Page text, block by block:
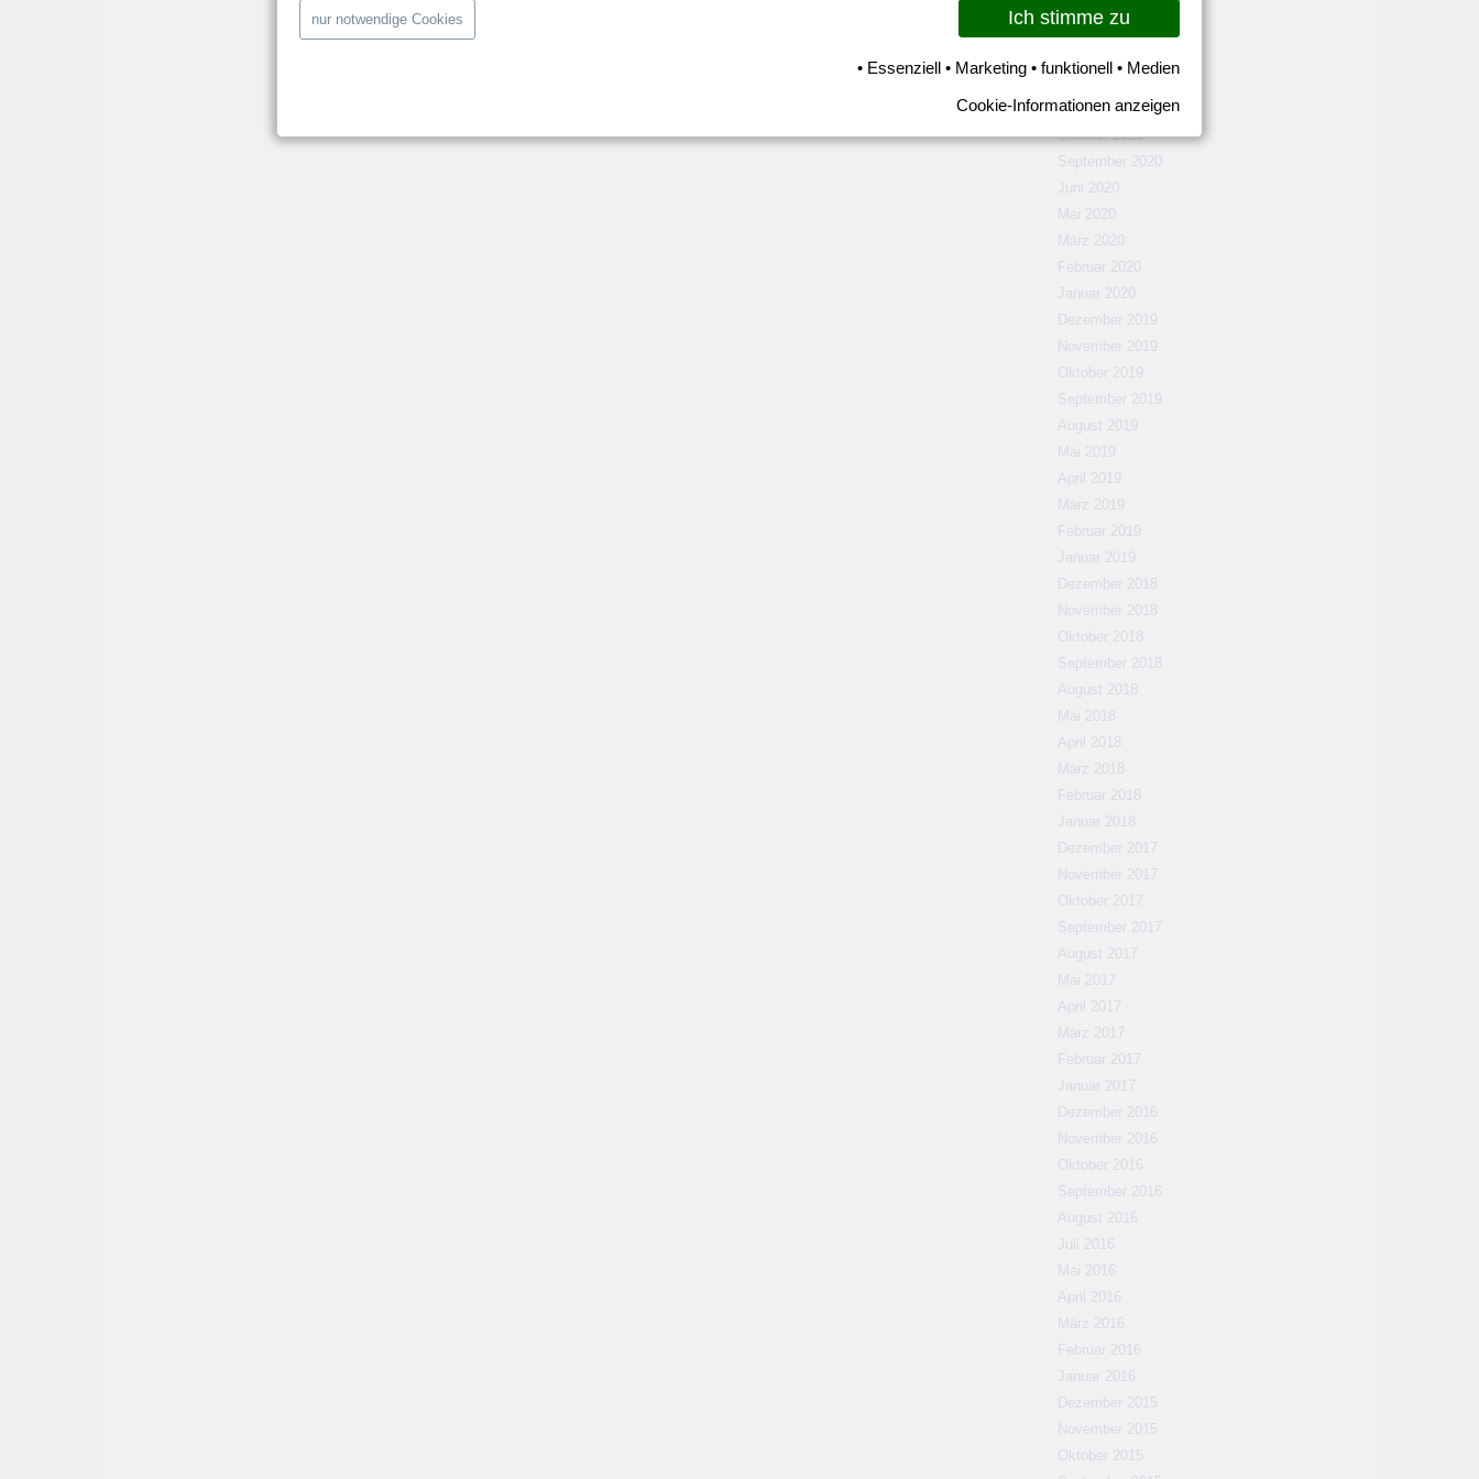
Februar 2021
November 2020
Oktober 2020
September 2020
Juni 2020
Mai 2020
März 2020
Februar 2020
Januar 2020
Dezember 2019
November 2019
Oktober 2019
September 2019
August 2019
Mai 2019
April 2019
März 2019
Februar 2019
Januar 2019
Dezember 2018
November 2018
Oktober 2018
September 2018
August 2018
Mai 2018
April 2018
März 2018
Februar 2018
Januar 2018
Dezember 2017
November 2017
Oktober 2017
September 2017
August 2017
Mai 2017
April 2017
März 2017
Februar 2017
Januar 2017
Dezember 2016
November 2016
Oktober 2016
September 2016
August 2016
Juli 2016
Mai 2016
April 2016
März 2016
Februar 2016
Januar 2016
Dezember 2015
November 2015
Oktober 2015
nur notwendige Cookies Ich stimme zu
• Essenziell • Marketing • funktionell • Medien
Cookie-Informationen anzeigen